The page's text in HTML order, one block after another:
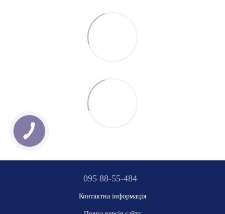
095 88-55-484
Контактна інформація